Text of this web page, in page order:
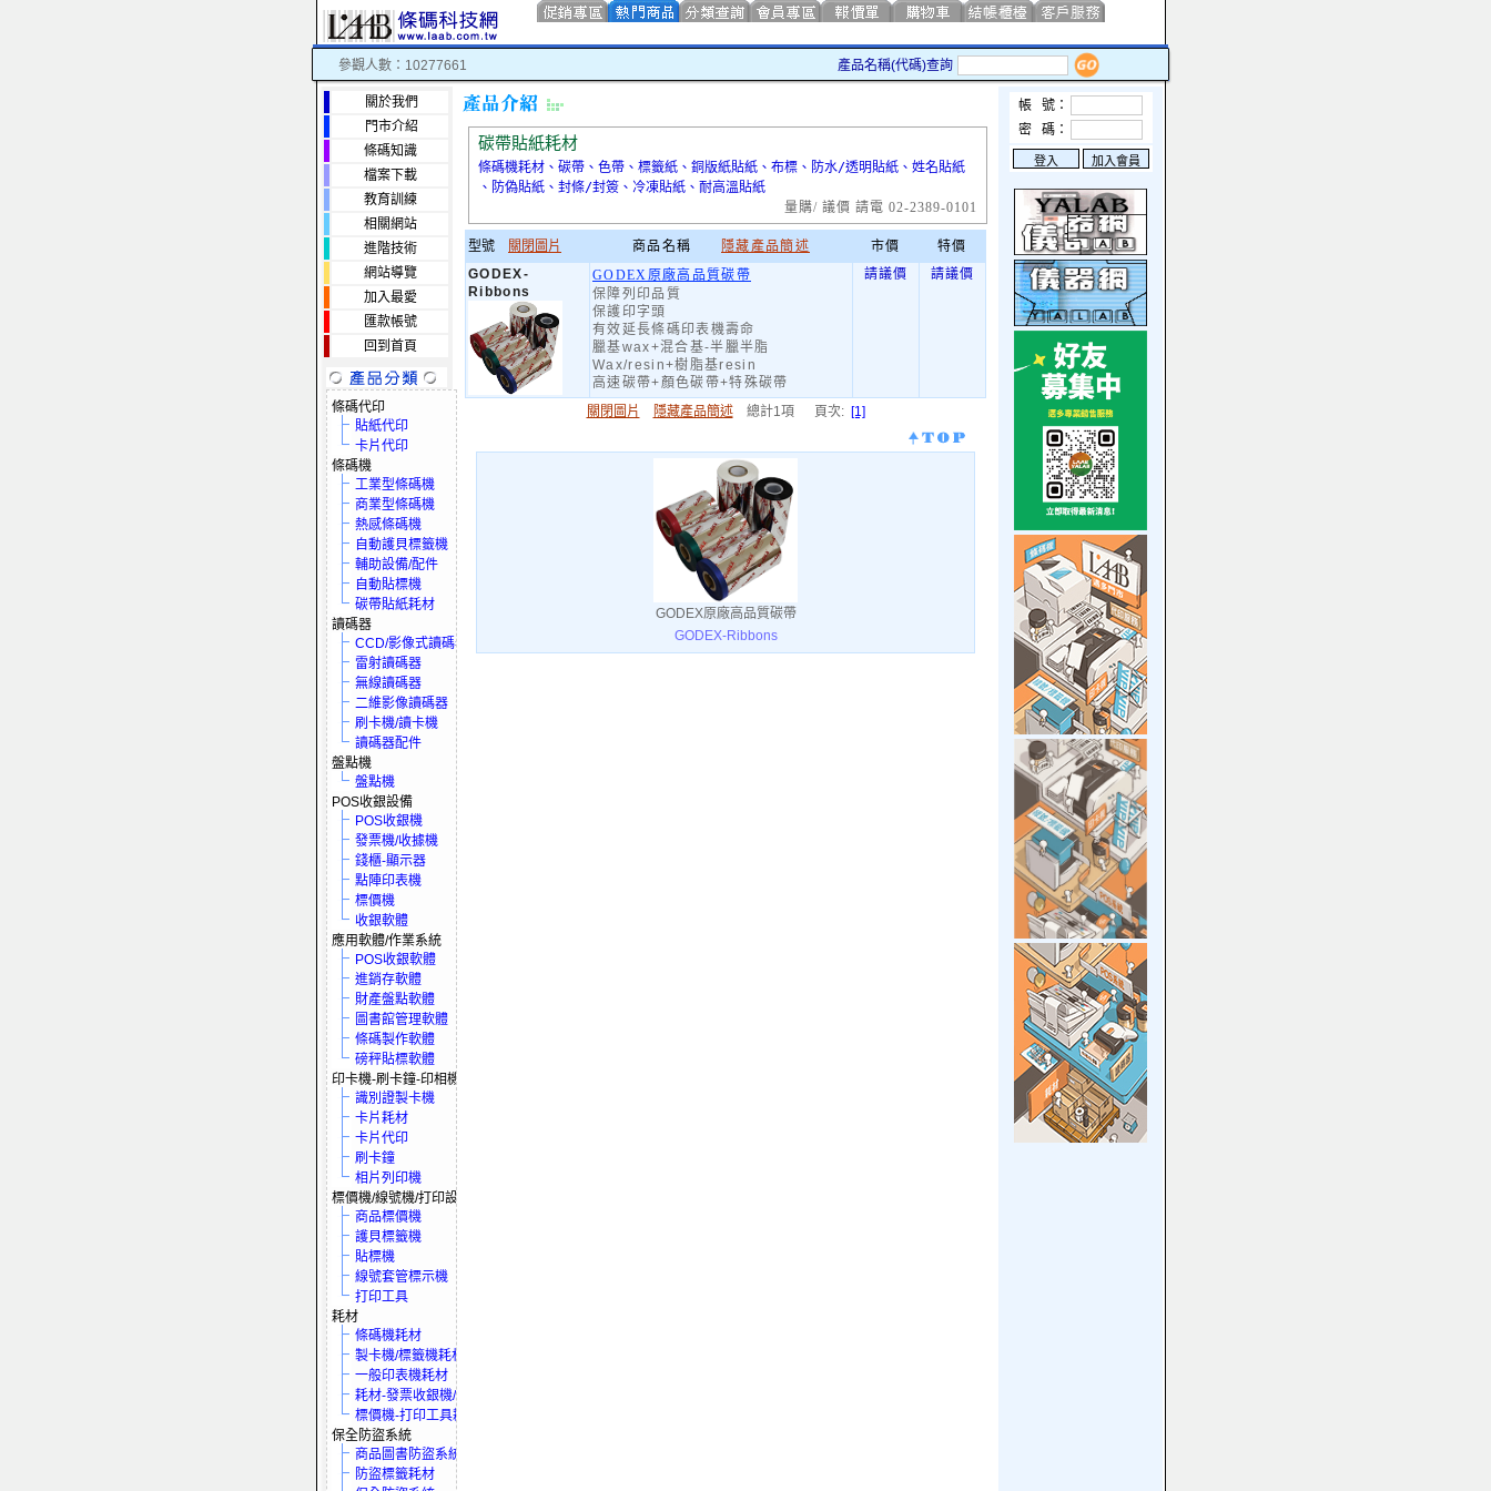
參觀人數：10277661 產品名稱(代碼)查詢
關於我們
門市介紹
條碼知識
檔案下載
教育訓練
相關網站
進階技術
網站導覽
加入最愛
匯款帳號
回到首頁
條碼代印
貼紙代印
卡片代印
條碼機
工業型條碼機
商業型條碼機
熱感條碼機
自動護貝標籤機
輔助設備/配件
自動貼標機
碳帶貼紙耗材
讀碼器
CCD/影像式讀碼器
雷射讀碼器
無線讀碼器
二維影像讀碼器
刷卡機/讀卡機
讀碼器配件
盤點機
盤點機
POS收銀設備
POS收銀機
發票機/收據機
錢櫃-顯示器
點陣印表機
標價機
收銀軟體
應用軟體/作業系統
POS收銀軟體
進銷存軟體
財產盤點軟體
圖書館管理軟體
條碼製作軟體
磅秤貼標軟體
印卡機-刷卡鐘-印相機
識別證製卡機
卡片耗材
卡片代印
刷卡鐘
相片列印機
標價機/線號機/打印設備
商品標價機
護貝標籤機
貼標機
線號套管標示機
打印工具
耗材
條碼機耗材
製卡機/標籤機耗材
一般印表機耗材
耗材-發票收銀機/保全系統
標價機-打印工具耗材
保全防盜系統
商品圖書防盜系統
防盜標籤耗材
碳帶貼紙耗材
條碼機耗材、碳帶、色帶、標籤紙、銅版紙貼紙、布標、防水/透明貼紙、姓名貼紙
、防偽貼紙、封條/封簽、冷凍貼紙、耐高溫貼紙
量購/ 議價 請電 02-2389-0101
型號 關閉圖片 商品名稱 隱藏產品簡述 市價
特價
GODEX-
Ribbons
GODEX原廠高品質碳帶
保障列印品質
保護印字頭
有效延長條碼印表機壽命
臘基wax+混合基-半臘半脂
Wax/resin+樹脂基resin
高速碳帶+顏色碳帶+特殊碳帶
請議價 請議價
關閉圖片 隱藏產品簡述總計1項 頁次: [1]
GODEX原廠高品質碳帶
GODEX-Ribbons
帳 號：
密 碼：